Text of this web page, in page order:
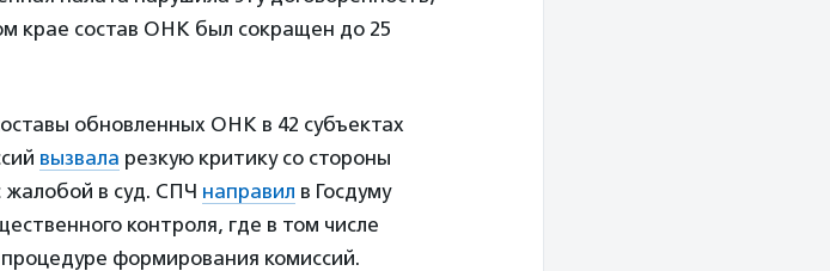
крае состав ОНК был сокращен до 25
обновленных ОНК в 42 субъектах
вызвала резкую критику со стороны
жалобой в суд. СПЧ направил в Госдуму
контроля, где в том числе
формирования комиссий.